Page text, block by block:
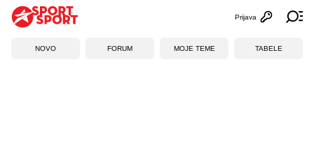
Otvori
Prijava
NOVO FORUM MOJE TEME TABELE